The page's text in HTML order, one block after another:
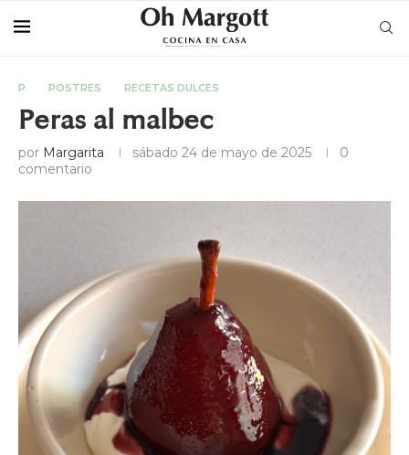
P POSTRES RECETAS DULCES
Peras al malbec
por Margarita sábado 24 de mayo de 2025
0
comentario